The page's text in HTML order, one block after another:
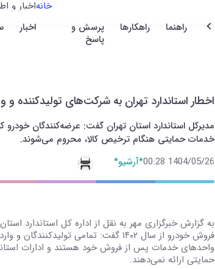
راهنما راهکارها
پرسش و
پاسخ
اخبار
خانهاخبار و
اخطار استاندارد تهران به شرکت‌های تولیدکننده و
مدیرکل استاندارد استان تهران گفت: عرضه‌کنندگان
خدمات حمایتی هنگام ترخیص کالا، محروم می‌شوند.
1404/05/26 00:28
*آرشیو*
به گزارش خبرگزاری مهر به نقل از اداره کل استاندارد
فروش خودرو از سال ۱۴۰۲ گفت: تمامی
واحدهای خدمات پس از فروش خود هستند و ادارات
حمایتی ارائه نمی‌دهند.